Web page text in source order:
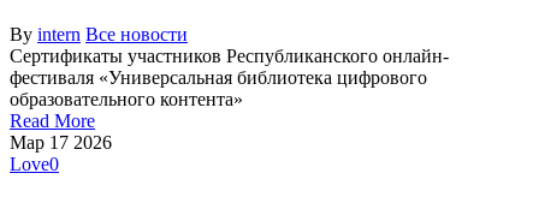
By intern Все новости
Сертификаты участников Республиканского онлайн-
фестиваля «Универсальная библиотека цифрового
образовательного контента»
Read More
Мар 17 2026
Love0